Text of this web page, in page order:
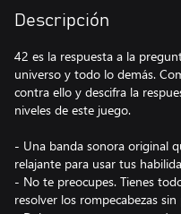
Descripción
42 es la respuesta a la
universo y todo lo demás.
contra ello y descifra la
niveles de este juego.
- Una banda sonora original
relajante para usar tus
- No te preocupes. Tienes
resolver los rompecabezas sin